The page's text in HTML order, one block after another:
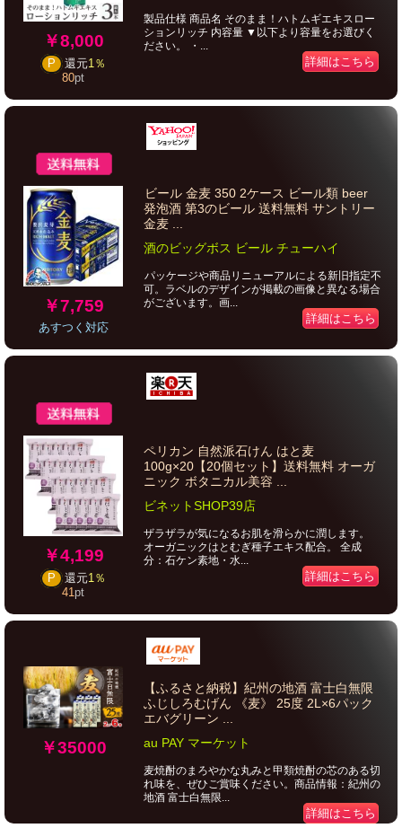
￥8,000
P 還元1％
80pt
製品仕様 商品名 そのまま！ハトムギエキスロー
ションリッチ 内容量 ▼以下より容量をお選びく
ださい。 ・...
詳細はこちら
￥7,759
あすつく対応
ビール 金麦 350 2ケース ビール類 beer
発泡酒 第3のビール 送料無料 サントリー
金麦 ...
酒のビッグボス ビール チューハイ
パッケージや商品リニューアルによる新旧指定不
可。ラベルのデザインが掲載の画像と異なる場合
がございます。画...
詳細はこちら
￥4,199
P 還元1％
41pt
ペリカン 自然派石けん はと麦
100g×20【20個セット】送料無料 オーガ
ニック ボタニカル美容 ...
ビネットSHOP39店
ザラザラが気になるお肌を滑らかに潤します。
オーガニックはとむぎ種子エキス配合。 全成
分：石ケン素地・水...
詳細はこちら
￥35000
【ふるさと納税】紀州の地酒 富士白無限
ふじしろむげん 《麦》 25度 2L×6パック
エバグリーン ...
au PAY マーケット
麦焼酎のまろやかな丸みと甲類焼酎の芯のある切
れ味を、ぜひご賞味ください。商品情報：紀州の
地酒 富士白無限...
詳細はこちら